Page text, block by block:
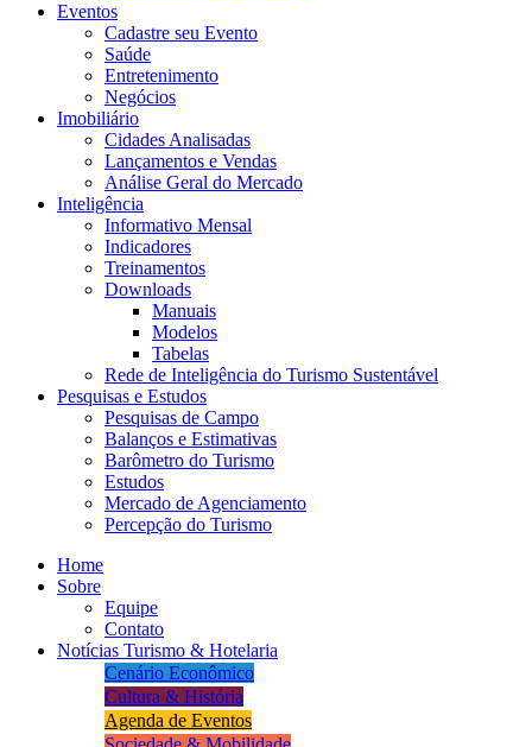
Eventos
Cadastre seu Evento
Saúde
Entretenimento
Negócios
Imobiliário
Cidades Analisadas
Lançamentos e Vendas
Análise Geral do Mercado
Inteligência
Informativo Mensal​
Indicadores
Treinamentos
Downloads
Manuais
Modelos
Tabelas
Rede de Inteligência do Turismo Sustentável
Pesquisas e Estudos
Pesquisas de Campo
Balanços e Estimativas
Barômetro do Turismo
Estudos
Mercado de Agenciamento
Percepção do Turismo
Home
Sobre
Equipe
Contato
Notícias Turismo & Hotelaria
Cenário Econômico
Cultura & História
Agenda de Eventos